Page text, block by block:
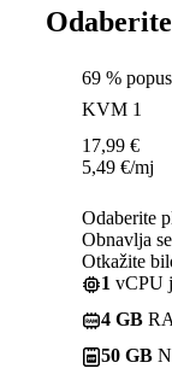
69 %
KVM 1
17,99 €
5,49 €/mj
Odaberite
Obnavlja
Otkažite
1 vCPU
4 GB
50 GB